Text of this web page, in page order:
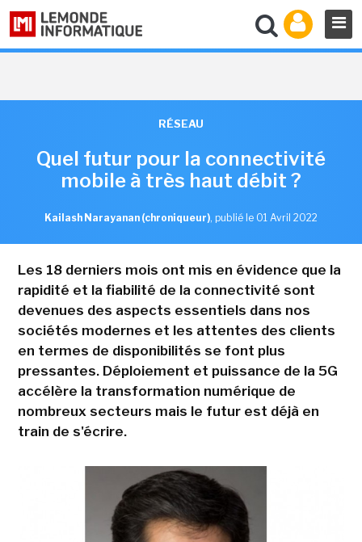
RÉSEAU
Quel futur pour la connectivité
mobile à très haut débit ?
Kailash Narayanan (chroniqueur), publié le 01 Avril 2022
Les 18 derniers mois ont mis en évidence que la
rapidité et la fiabilité de la connectivité sont
devenues des aspects essentiels dans nos
sociétés modernes et les attentes des clients
en termes de disponibilités se font plus
pressantes. Déploiement et puissance de la 5G
accélère la transformation numérique de
nombreux secteurs mais le futur est déjà en
train de s'écrire.